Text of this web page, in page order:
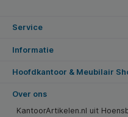
Service
Informatie
Hoofdkantoor & Meubilair
Over ons
KantoorArtikelen.nl uit